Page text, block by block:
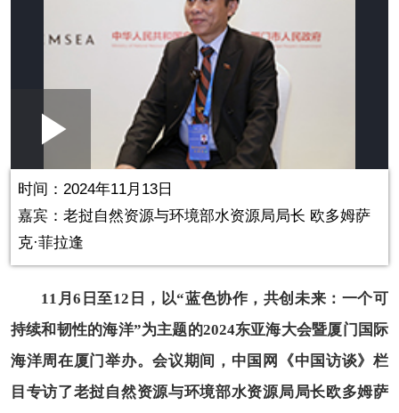
Video
in-
Picture
时间：2024年11月13日
嘉宾： 老挝自然资源与环境部水资源局局长 欧多姆萨
克·菲拉逢
11月6日至12日，以“蓝色协作，共创未来：一个可
持续和韧性的海洋”为主题的2024东亚海大会暨厦门国际
海洋周在厦门举办。会议期间，中国网《中国访谈》栏
目专访了老挝自然资源与环境部水资源局局长欧多姆萨